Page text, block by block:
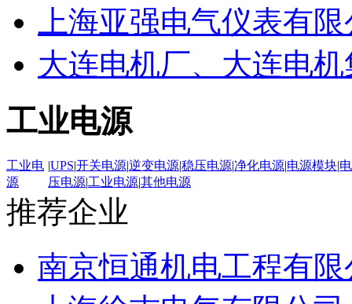
上海亚强电气仪表有
大连电机厂、大连电
工业电源
工业电
源
|UPS|开关电源|逆变电源|稳压电源|净化电源|电源模块|
压电源|工业电源|其他电源
推荐企业
南京恒通机电工程有限